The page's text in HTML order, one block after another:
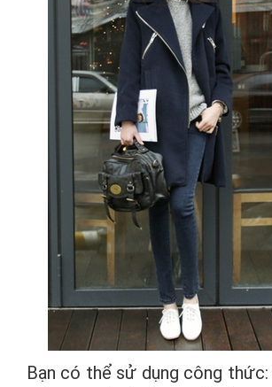
Bạn có thể sử dụng công